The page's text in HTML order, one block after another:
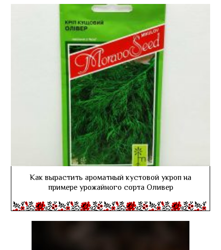
Как вырастить ароматный кустовой укроп на
примере урожайного сорта Оливер